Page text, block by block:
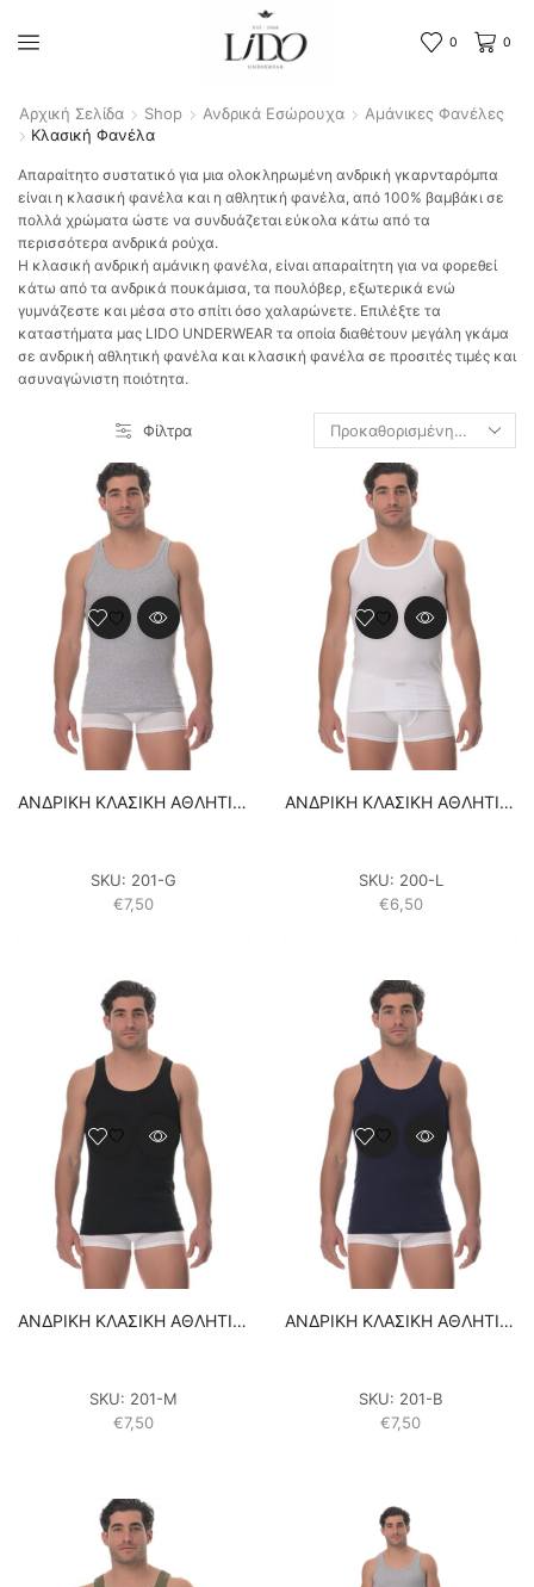
0 0
Αρχική Σελίδα Shop Ανδρικά Εσώρουχα
Αμάνικες Φανέλες
Κλασική Φανέλα
Απαραίτητο συστατικό για μια ολοκληρωμένη ανδρική γκαρνταρόμπα
είναι η κλασική φανέλα και η αθλητική φανέλα, από 100% βαμβάκι σε
πολλά χρώματα ώστε να συνδυάζεται εύκολα κάτω από τα
περισσότερα ανδρικά ρούχα.
Η κλασική ανδρική αμάνικη φανέλα, είναι απαραίτητη για να φορεθεί
κάτω από τα ανδρικά πουκάμισα, τα πουλόβερ, εξωτερικά ενώ
γυμνάζεστε και μέσα στο σπίτι όσο χαλαρώνετε. Επιλέξτε τα
καταστήματα μας LIDO UNDERWEAR τα οποία διαθέτουν μεγάλη γκάμα
σε ανδρική αθλητική φανέλα και κλασική φανέλα σε προσιτές τιμές και
ασυναγώνιστη ποιότητα.
Φίλτρα
ΑΝΔΡΙΚΗ ΚΛΑΣΙΚΗ ΑΘΛΗΤΙΚΗ ΦΑΝΕΛΑ LIDO UNDERWEAR – ΓΚΡΙ 100% ΒΑΜΒΑΚΙ
SKU: 201-G
€7,50
ΑΝΔΡΙΚΗ ΚΛΑΣΙΚΗ ΑΘΛΗΤΙΚΗ ΦΑΝΕΛΑ LIDO UNDERWEAR – ΛΕΥΚΟ 100% ΒΑΜΒΑΚΙ
SKU: 200-L
€6,50
ΑΝΔΡΙΚΗ ΚΛΑΣΙΚΗ ΑΘΛΗΤΙΚΗ ΦΑΝΕΛΑ LIDO UNDERWEAR – ΜΑΥΡΟ 100% ΒΑΜΒΑΚΙ
SKU: 201-M
€7,50
ΑΝΔΡΙΚΗ ΚΛΑΣΙΚΗ ΑΘΛΗΤΙΚΗ ΦΑΝΕΛΑ LIDO UNDERWEAR – ΜΠΛΕ 100% ΒΑΜΒΑΚΙ
SKU: 201-B
€7,50